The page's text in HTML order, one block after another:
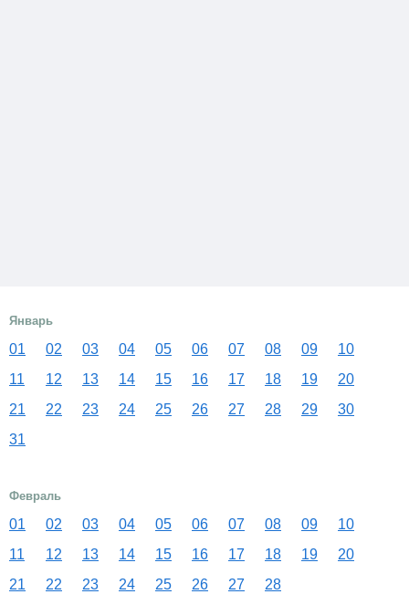
Январь
01 02 03 04 05 06 07 08 09
10
11
12 13 14 15 16 17 18 19
20
21
22 23 24 25 26 27 28 29
30
31
Февраль
01 02 03 04 05 06 07 08 09
10
11
12 13 14 15 16 17 18 19
20
21
22 23 24 25 26 27 28